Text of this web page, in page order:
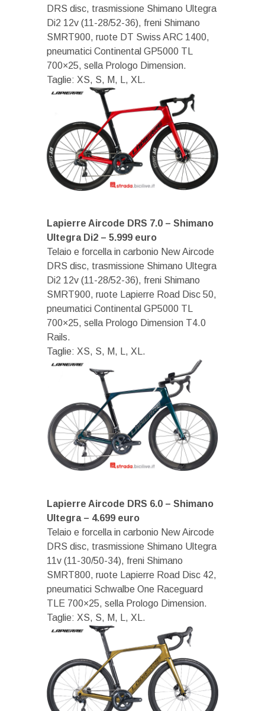
DRS disc, trasmissione Shimano Ultegra
Di2 12v (11-28/52-36), freni Shimano
SMRT900, ruote DT Swiss ARC 1400,
pneumatici Continental GP5000 TL
700×25, sella Prologo Dimension.
Taglie: XS, S, M, L, XL.
Lapierre Aircode DRS 7.0 – Shimano
Ultegra Di2 – 5.999 euro
Telaio e forcella in carbonio New Aircode
DRS disc, trasmissione Shimano Ultegra
Di2 12v (11-28/52-36), freni Shimano
SMRT900, ruote Lapierre Road Disc 50,
pneumatici Continental GP5000 TL
700×25, sella Prologo Dimension T4.0
Rails.
Taglie: XS, S, M, L, XL.
Lapierre Aircode DRS 6.0 – Shimano
Ultegra – 4.699 euro
Telaio e forcella in carbonio New Aircode
DRS disc, trasmissione Shimano Ultegra
11v (11-30/50-34), freni Shimano
SMRT800, ruote Lapierre Road Disc 42,
pneumatici Schwalbe One Raceguard
TLE 700×25, sella Prologo Dimension.
Taglie: XS, S, M, L, XL.